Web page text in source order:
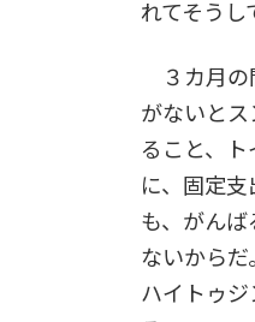
れてそうし
３カ月の
がないと
ること、
に、固定
も、がん
ないからだ
ハイトゥ